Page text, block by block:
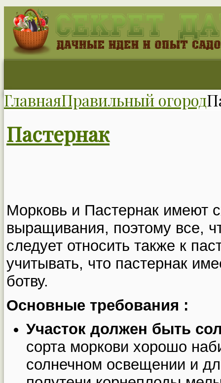
ГлавнаяПравильный огород
Пастернак
Морковь и Пастернак имеют
выращивания, поэтому все,
следует относить также к
учитывать, что пастернак
ботву.
Основные требования :
Участок должен быть
сорта моркови хорошо
солнечном освещении и